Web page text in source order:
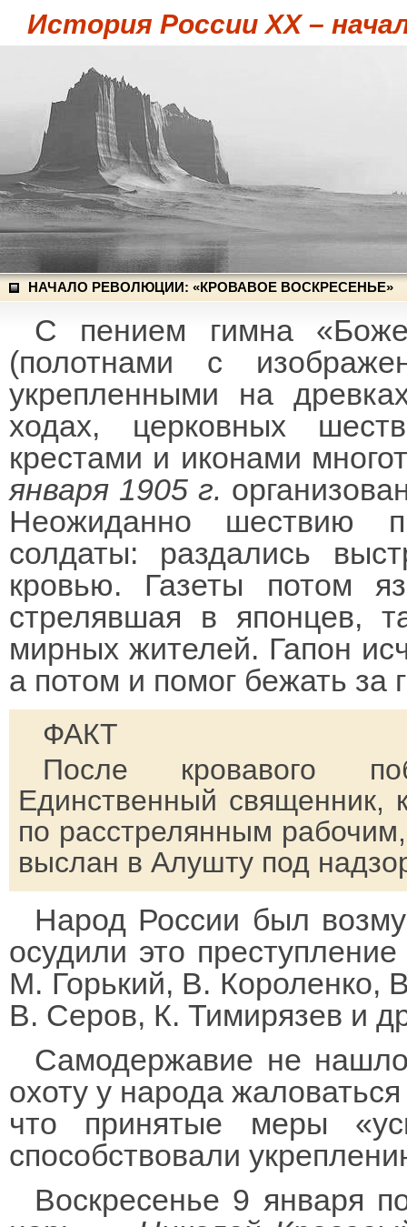
История России XX –
НАЧАЛО РЕВОЛЮЦИИ: «КРОВАВОЕ ВОСКРЕСЕНЬЕ»
С пением гимна
(полотнами с
укрепленными на
ходах, церковных
крестами и иконами
января 1905 г.
Неожиданно шествию
солдаты: раздались
кровью. Газеты потом
стрелявшая в японцев,
мирных жителей. Гапон
а потом и помог бежать за
ФАКТ
После кровавого
Единственный священник,
по расстрелянным
выслан в Алушту под
Народ России был
осудили это
М. Горький, В. Короленко,
В. Серов, К. Тимирязев и
Самодержавие не нашло
охоту у народа
что принятые меры
способствовали
Воскресенье 9 января